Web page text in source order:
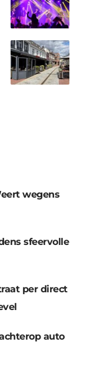
er
wegens
sfeervolle
per direct
auto